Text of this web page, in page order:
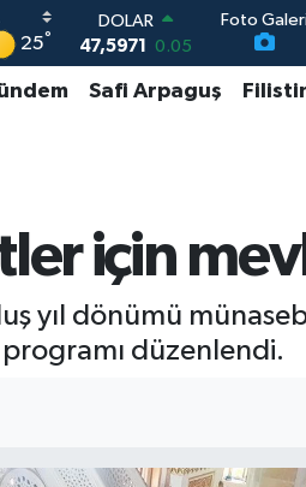
25°
DOLAR
47,5971
0.05
EURO
55,1336 0.18
13.703 0
Foto
Safi Arpaguş
için
yıl dönümü
düzenlendi.